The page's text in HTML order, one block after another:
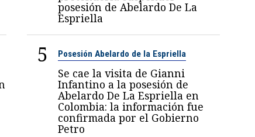
posesión de Abelardo De La
Espriella
5 Posesión Abelardo de la Espriella
Se cae la visita de Gianni
Infantino a la posesión de
Abelardo De La Espriella en
Colombia: la información fue
confirmada por el Gobierno
Petro